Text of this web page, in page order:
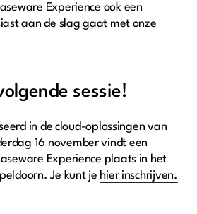
Experience ook een
aan de slag gaat met onze
sessie!
in de cloud-oplossingen van
16 november vindt een
Experience plaats in het
Je kunt je hier inschrijven.